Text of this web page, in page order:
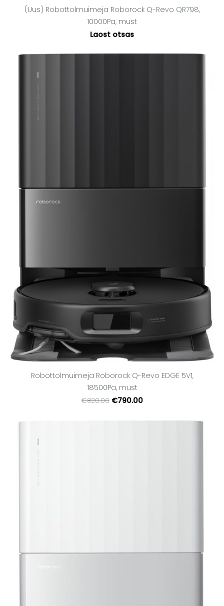
(Uus) Robottolmuimeja Roborock Q-Revo QR798,
10000Pa, must
Laost otsas
Robottolmuimeja Roborock Q-Revo EDGE 5V1,
18500Pa, must
€820.00 €790.00